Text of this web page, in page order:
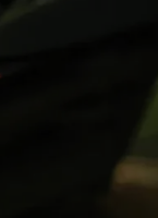
AIR 3S
DJI AIR 3S FLY MORE